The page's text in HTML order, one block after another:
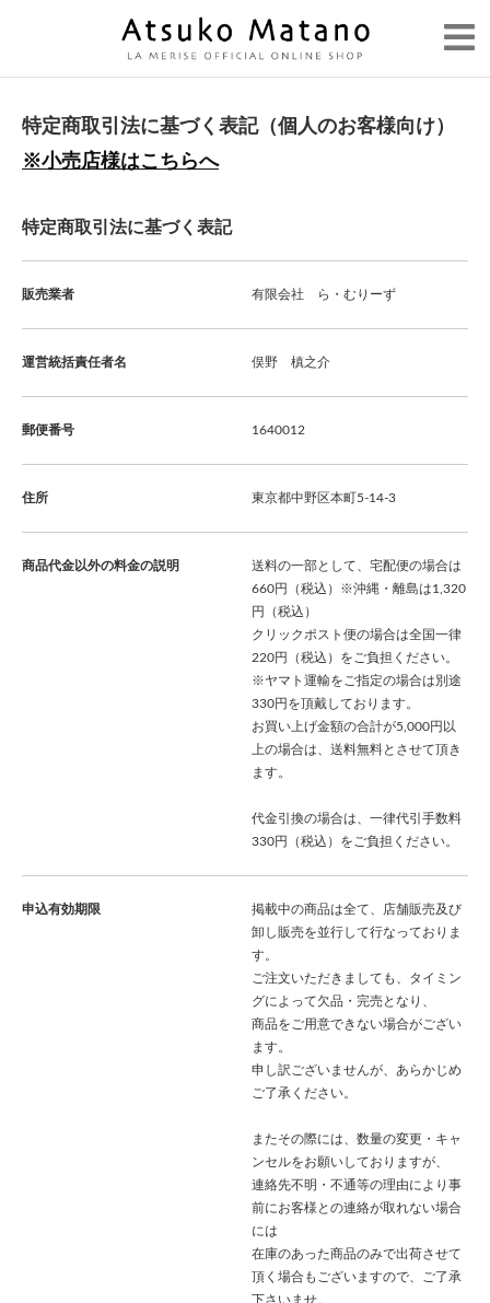
特定商取引法に基づく表記（個人のお客様向け）
※小売店様はこちらへ
特定商取引法に基づく表記
販売業者 有限会社 ら・むりーず
運営統括責任者名 俣野 槙之介
郵便番号 1640012
住所 東京都中野区本町5-14-3
商品代金以外の料金の説明
送料の一部として、宅配便の場合は
660円（税込）※沖縄・離島は1,320
円（税込）
クリックポスト便の場合は全国一律
220円（税込）をご負担ください。
※ヤマト運輸をご指定の場合は別途
330円を頂戴しております。
お買い上げ金額の合計が5,000円以
上の場合は、送料無料とさせて頂き
ます。
代金引換の場合は、一律代引手数料
330円（税込）をご負担ください。
申込有効期限
掲載中の商品は全て、店舗販売及び
卸し販売を並行して行なっておりま
す。
ご注文いただきましても、タイミン
グによって欠品・完売となり、
商品をご用意できない場合がござい
ます。
申し訳ございませんが、あらかじめ
ご了承ください。
またその際には、数量の変更・キャ
ンセルをお願いしておりますが、
連絡先不明・不通等の理由により事
前にお客様との連絡が取れない場合
には
在庫のあった商品のみで出荷させて
頂く場合もございますので、ご了承
下さいませ。